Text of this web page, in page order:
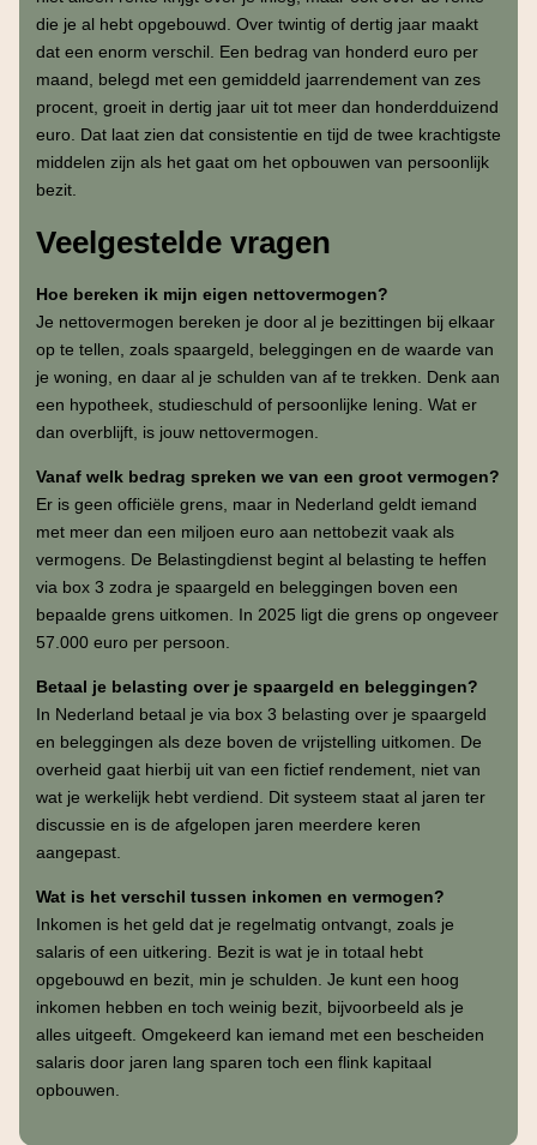
die je al hebt opgebouwd. Over twintig of dertig jaar maakt
dat een enorm verschil. Een bedrag van honderd euro per
maand, belegd met een gemiddeld jaarrendement van zes
procent, groeit in dertig jaar uit tot meer dan honderdduizend
euro. Dat laat zien dat consistentie en tijd de twee krachtigste
middelen zijn als het gaat om het opbouwen van persoonlijk
bezit.
Veelgestelde vragen
Hoe bereken ik mijn eigen nettovermogen?
Je nettovermogen bereken je door al je bezittingen bij elkaar
op te tellen, zoals spaargeld, beleggingen en de waarde van
je woning, en daar al je schulden van af te trekken. Denk aan
een hypotheek, studieschuld of persoonlijke lening. Wat er
dan overblijft, is jouw nettovermogen.
Vanaf welk bedrag spreken we van een groot vermogen?
Er is geen officiële grens, maar in Nederland geldt iemand
met meer dan een miljoen euro aan nettobezit vaak als
vermogens. De Belastingdienst begint al belasting te heffen
via box 3 zodra je spaargeld en beleggingen boven een
bepaalde grens uitkomen. In 2025 ligt die grens op ongeveer
57.000 euro per persoon.
Betaal je belasting over je spaargeld en beleggingen?
In Nederland betaal je via box 3 belasting over je spaargeld
en beleggingen als deze boven de vrijstelling uitkomen. De
overheid gaat hierbij uit van een fictief rendement, niet van
wat je werkelijk hebt verdiend. Dit systeem staat al jaren ter
discussie en is de afgelopen jaren meerdere keren
aangepast.
Wat is het verschil tussen inkomen en vermogen?
Inkomen is het geld dat je regelmatig ontvangt, zoals je
salaris of een uitkering. Bezit is wat je in totaal hebt
opgebouwd en bezit, min je schulden. Je kunt een hoog
inkomen hebben en toch weinig bezit, bijvoorbeeld als je
alles uitgeeft. Omgekeerd kan iemand met een bescheiden
salaris door jaren lang sparen toch een flink kapitaal
opbouwen.